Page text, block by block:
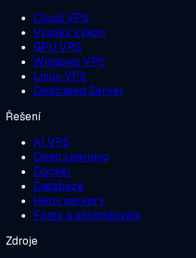
Cloud VPS
Vysoký výkon
GPU VPS
Windows VPS
Linux VPS
Dedicated Server
Řešení
AI VPS
Deep Learning
Docker
Databáze
Herní servery
Forex a obchodování
Zdroje